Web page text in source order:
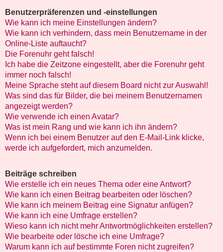
Benutzerpräferenzen und -einstellungen
Wie kann ich meine Einstellungen ändern?
Wie kann ich verhindern, dass mein Benutzername in der
Online-Liste auftaucht?
Die Forenuhr geht falsch!
Ich habe die Zeitzone eingestellt, aber die Forenuhr geht
immer noch falsch!
Meine Sprache steht auf diesem Board nicht zur Auswahl!
Was sind das für Bilder, die bei meinem Benutzernamen
angezeigt werden?
Wie verwende ich einen Avatar?
Was ist mein Rang und wie kann ich ihn ändern?
Wenn ich bei einem Benutzer auf den E-Mail-Link klicke,
werde ich aufgefordert, mich anzumelden.
Beiträge schreiben
Wie erstelle ich ein neues Thema oder eine Antwort?
Wie kann ich einen Beitrag bearbeiten oder löschen?
Wie kann ich meinem Beitrag eine Signatur anfügen?
Wie kann ich eine Umfrage erstellen?
Wieso kann ich nicht mehr Antwortmöglichkeiten erstellen?
Wie bearbeite oder lösche ich eine Umfrage?
Warum kann ich auf bestimmte Foren nicht zugreifen?